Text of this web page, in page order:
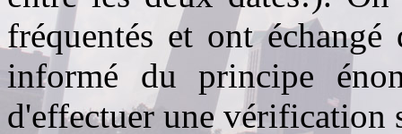
fréquentés et ont
informé du principe
d'effectuer une vérification